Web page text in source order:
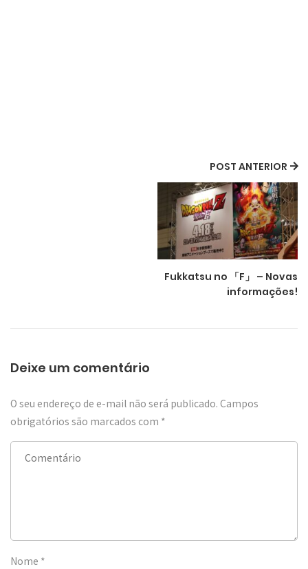
POST ANTERIOR
Fukkatsu no 「F」 – Novas
informações!
Deixe um comentário
O seu endereço de e-mail não será publicado. Campos
obrigatórios são marcados com *
Nome *